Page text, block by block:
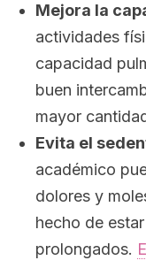
Mejora la
actividades
capacidad
buen
mayor
Evita el
académico
dolores y
hecho de
prolongados.